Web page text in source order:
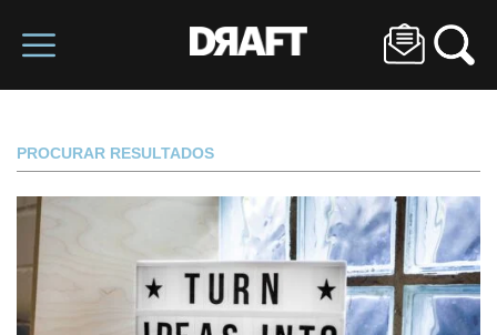
PROCURAR RESULTADOS